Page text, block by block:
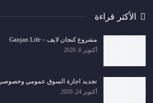
الأكثر قراءة
مشروع كنجان لايف – Ganjan Life
أكتوبر 6, 2020
تجديد اجازة السوق عمومي
أكتوبر 24, 2020